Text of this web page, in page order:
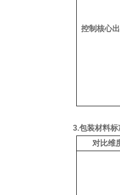
控制核心
3.包装材料标
对比维